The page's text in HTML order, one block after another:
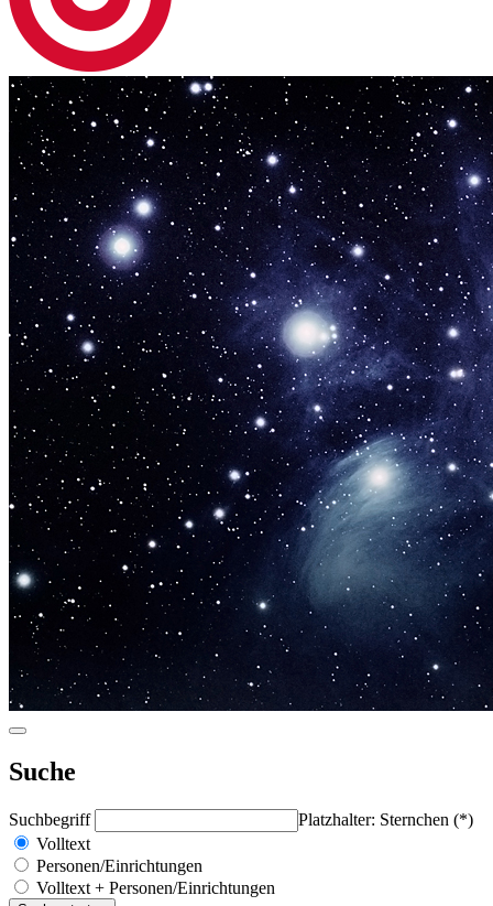
Suche
Suchbegriff
Platzhalter: Sternchen (*)
Volltext
Personen/Einrichtungen
Volltext + Personen/Einrichtungen